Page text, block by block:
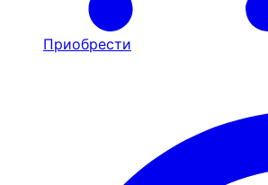
Приобрести